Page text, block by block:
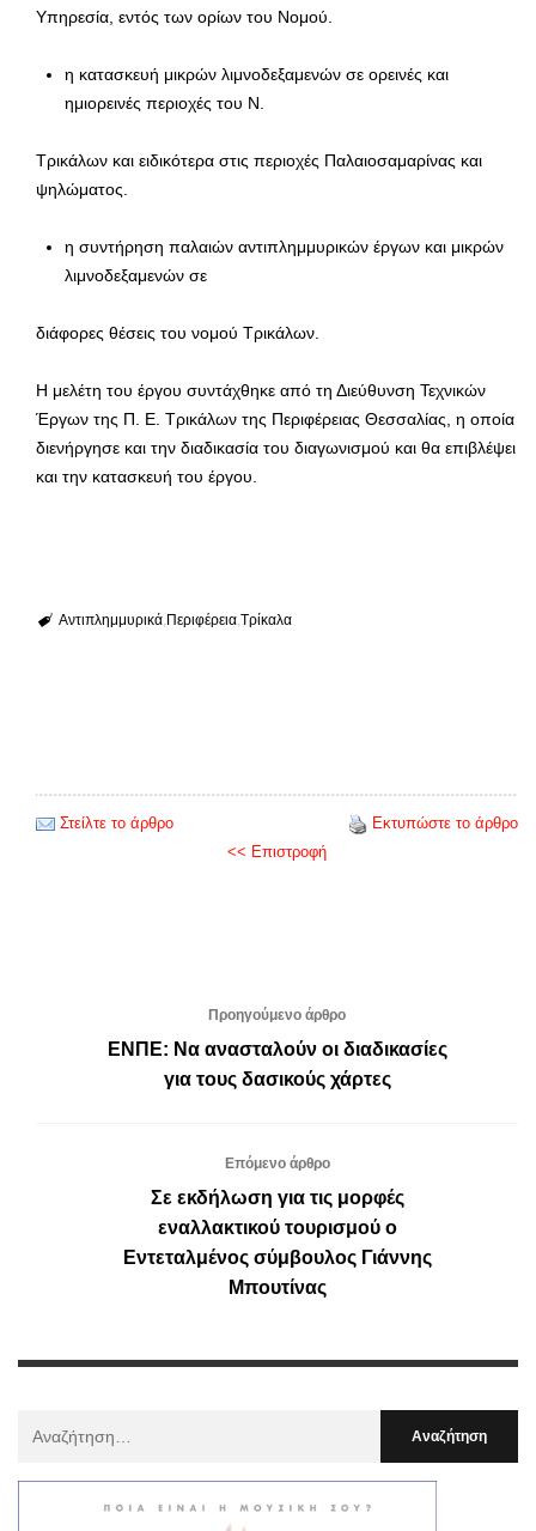
Υπηρεσία, εντός των ορίων του Νομού.
η κατασκευή μικρών λιμνοδεξαμενών σε ορεινές και
ημιορεινές περιοχές του Ν.
Τρικάλων και ειδικότερα στις περιοχές Παλαιοσαμαρίνας και
ψηλώματος.
η συντήρηση παλαιών αντιπλημμυρικών έργων και μικρών
λιμνοδεξαμενών σε
διάφορες θέσεις του νομού Τρικάλων.
Η μελέτη του έργου συντάχθηκε από τη Διεύθυνση Τεχνικών
Έργων της Π. Ε. Τρικάλων της Περιφέρειας Θεσσαλίας, η οποία
διενήργησε και την διαδικασία του διαγωνισμού και θα επιβλέψει
και την κατασκευή του έργου.
Αντιπλημμυρικά Περιφέρεια Τρίκαλα
Στείλτε το άρθρο
Εκτυπώστε το άρθρο
<< Επιστροφή
Προηγούμενο άρθρο
ΕΝΠΕ: Να ανασταλούν οι διαδικασίες
για τους δασικούς χάρτες
Επόμενο άρθρο
Σε εκδήλωση για τις μορφές
εναλλακτικού τουρισμού ο
Εντεταλμένος σύμβουλος Γιάννης
Μπουτίνας
: